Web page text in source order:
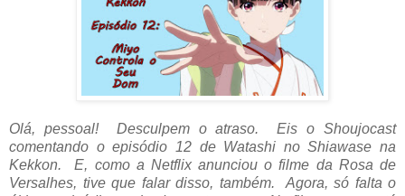
Olá, pessoal! Desculpem o atraso. Eis o Shoujocast
comentando o episódio 12 de Watashi no Shiawase na
Kekkon. E, como a Netflix anunciou o filme da Rosa de
Versalhes, tive que falar disso, também. Agora, só falta o